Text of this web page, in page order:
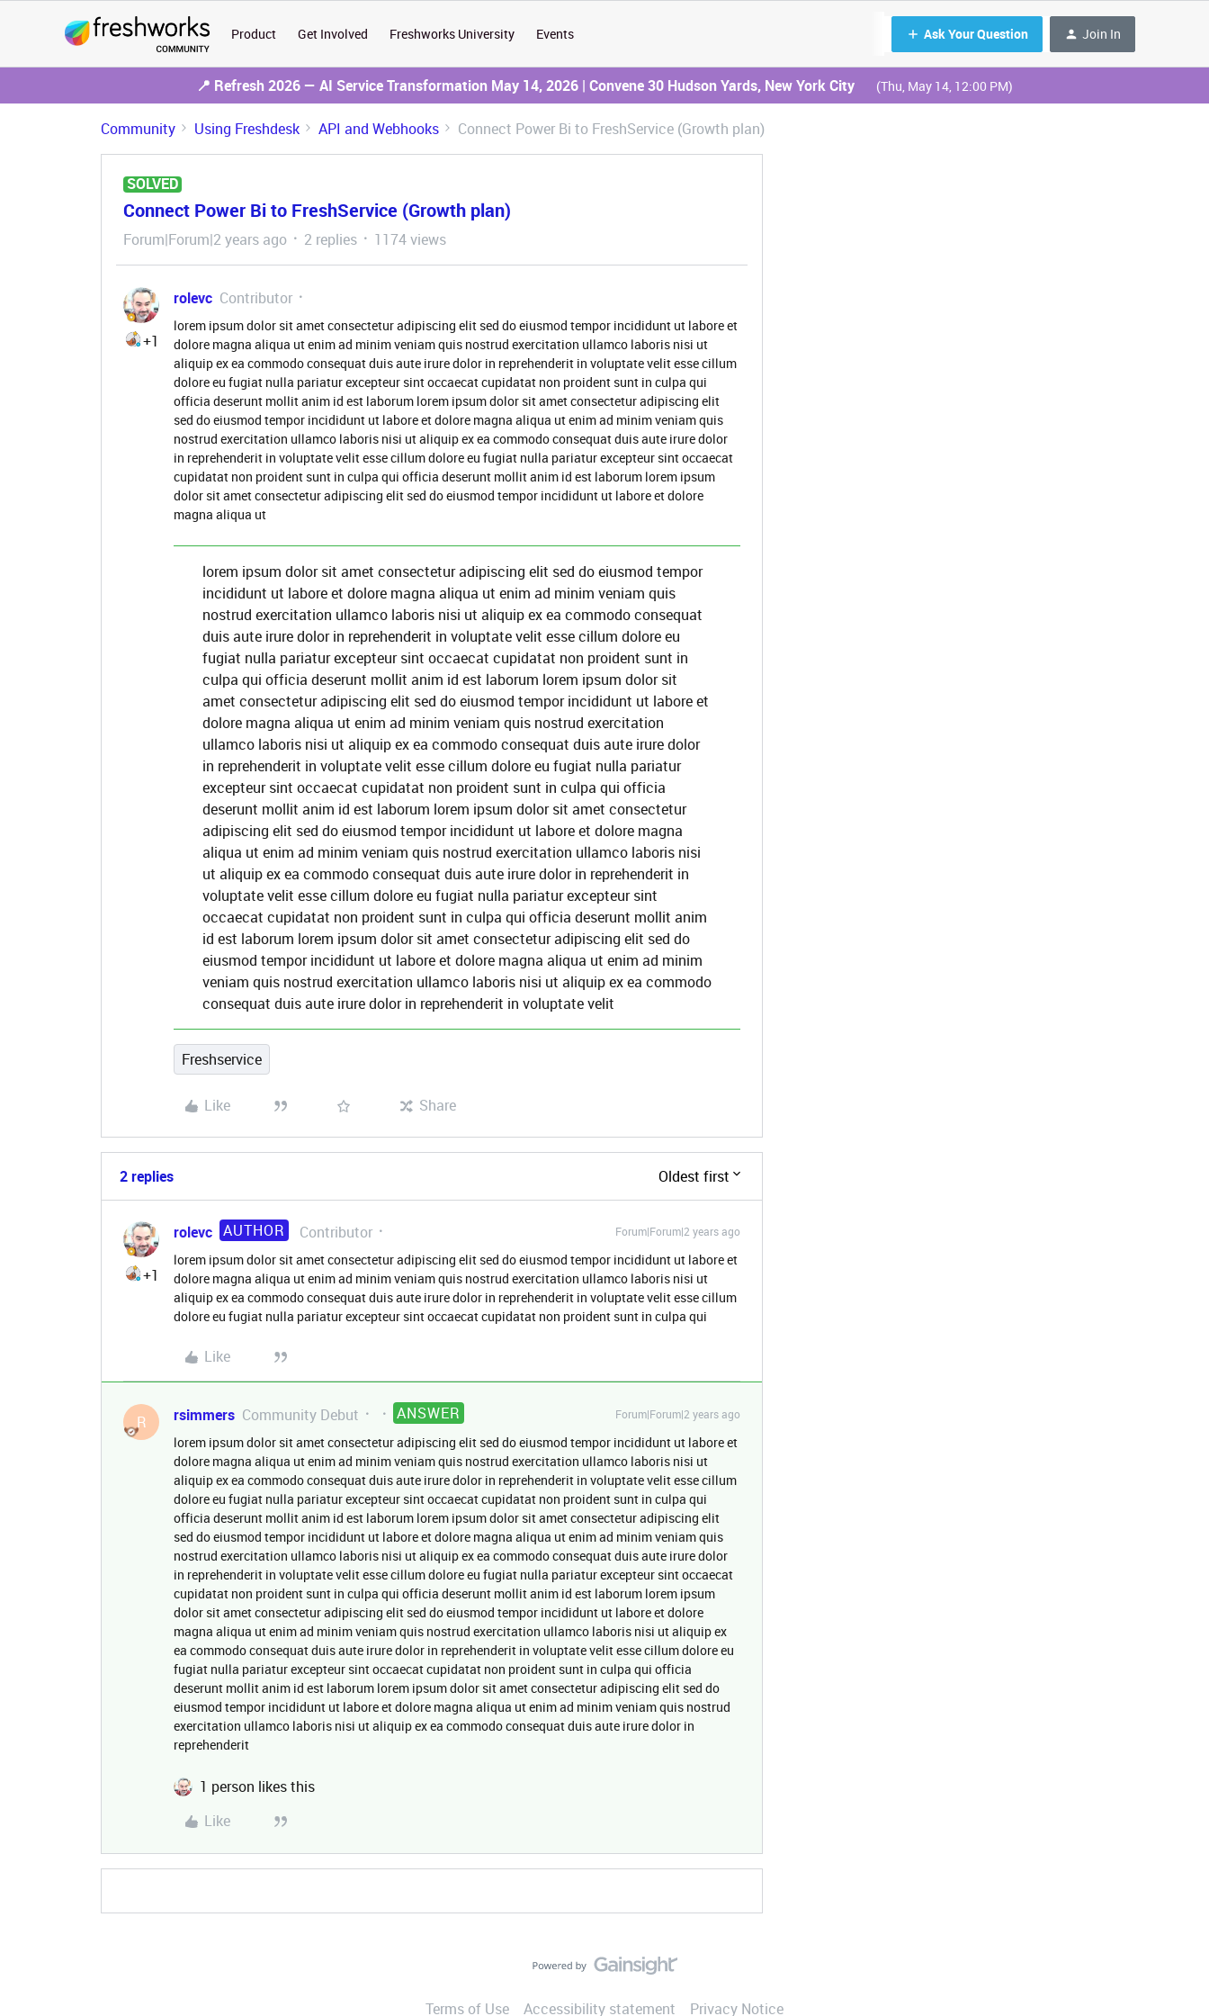
Product Get Involved Freshworks University Events Ask Your Question Join In
📍 Refresh 2026 — AI Service Transformation May 14, 2026 | Convene 30 Hudson Yards, New York City (Thu, May 14, 12:00 PM)
Community Using Freshdesk API and Webhooks Connect Power Bi to FreshService (Growth plan)
SOLVED
Connect Power Bi to FreshService (Growth plan)
Forum|Forum|2 years ago 2 replies 1174 views
+1
rolevc Contributor
lorem ipsum dolor sit amet consectetur adipiscing elit sed do eiusmod tempor incididunt ut labore et
dolore magna aliqua ut enim ad minim veniam quis nostrud exercitation ullamco laboris nisi ut
aliquip ex ea commodo consequat duis aute irure dolor in reprehenderit in voluptate velit esse cillum
dolore eu fugiat nulla pariatur excepteur sint occaecat cupidatat non proident sunt in culpa qui
officia deserunt mollit anim id est laborum lorem ipsum dolor sit amet consectetur adipiscing elit
sed do eiusmod tempor incididunt ut labore et dolore magna aliqua ut enim ad minim veniam quis
nostrud exercitation ullamco laboris nisi ut aliquip ex ea commodo consequat duis aute irure dolor
in reprehenderit in voluptate velit esse cillum dolore eu fugiat nulla pariatur excepteur sint occaecat
cupidatat non proident sunt in culpa qui officia deserunt mollit anim id est laborum lorem ipsum
dolor sit amet consectetur adipiscing elit sed do eiusmod tempor incididunt ut labore et dolore
magna aliqua ut
lorem ipsum dolor sit amet consectetur adipiscing elit sed do eiusmod tempor
incididunt ut labore et dolore magna aliqua ut enim ad minim veniam quis
nostrud exercitation ullamco laboris nisi ut aliquip ex ea commodo consequat
duis aute irure dolor in reprehenderit in voluptate velit esse cillum dolore eu
fugiat nulla pariatur excepteur sint occaecat cupidatat non proident sunt in
culpa qui officia deserunt mollit anim id est laborum lorem ipsum dolor sit
amet consectetur adipiscing elit sed do eiusmod tempor incididunt ut labore et
dolore magna aliqua ut enim ad minim veniam quis nostrud exercitation
ullamco laboris nisi ut aliquip ex ea commodo consequat duis aute irure dolor
in reprehenderit in voluptate velit esse cillum dolore eu fugiat nulla pariatur
excepteur sint occaecat cupidatat non proident sunt in culpa qui officia
deserunt mollit anim id est laborum lorem ipsum dolor sit amet consectetur
adipiscing elit sed do eiusmod tempor incididunt ut labore et dolore magna
aliqua ut enim ad minim veniam quis nostrud exercitation ullamco laboris nisi
ut aliquip ex ea commodo consequat duis aute irure dolor in reprehenderit in
voluptate velit esse cillum dolore eu fugiat nulla pariatur excepteur sint
occaecat cupidatat non proident sunt in culpa qui officia deserunt mollit anim
id est laborum lorem ipsum dolor sit amet consectetur adipiscing elit sed do
eiusmod tempor incididunt ut labore et dolore magna aliqua ut enim ad minim
veniam quis nostrud exercitation ullamco laboris nisi ut aliquip ex ea commodo
consequat duis aute irure dolor in reprehenderit in voluptate velit
Freshservice
Like Share
2 replies Oldest first
+1
rolevc AUTHOR Contributor Forum|Forum|2 years ago
lorem ipsum dolor sit amet consectetur adipiscing elit sed do eiusmod tempor incididunt ut labore et
dolore magna aliqua ut enim ad minim veniam quis nostrud exercitation ullamco laboris nisi ut
aliquip ex ea commodo consequat duis aute irure dolor in reprehenderit in voluptate velit esse cillum
dolore eu fugiat nulla pariatur excepteur sint occaecat cupidatat non proident sunt in culpa qui
Like
R rsimmers Community Debut ANSWER Forum|Forum|2 years ago
lorem ipsum dolor sit amet consectetur adipiscing elit sed do eiusmod tempor incididunt ut labore et
dolore magna aliqua ut enim ad minim veniam quis nostrud exercitation ullamco laboris nisi ut
aliquip ex ea commodo consequat duis aute irure dolor in reprehenderit in voluptate velit esse cillum
dolore eu fugiat nulla pariatur excepteur sint occaecat cupidatat non proident sunt in culpa qui
officia deserunt mollit anim id est laborum lorem ipsum dolor sit amet consectetur adipiscing elit
sed do eiusmod tempor incididunt ut labore et dolore magna aliqua ut enim ad minim veniam quis
nostrud exercitation ullamco laboris nisi ut aliquip ex ea commodo consequat duis aute irure dolor
in reprehenderit in voluptate velit esse cillum dolore eu fugiat nulla pariatur excepteur sint occaecat
cupidatat non proident sunt in culpa qui officia deserunt mollit anim id est laborum lorem ipsum
dolor sit amet consectetur adipiscing elit sed do eiusmod tempor incididunt ut labore et dolore
magna aliqua ut enim ad minim veniam quis nostrud exercitation ullamco laboris nisi ut aliquip ex
ea commodo consequat duis aute irure dolor in reprehenderit in voluptate velit esse cillum dolore eu
fugiat nulla pariatur excepteur sint occaecat cupidatat non proident sunt in culpa qui officia
deserunt mollit anim id est laborum lorem ipsum dolor sit amet consectetur adipiscing elit sed do
eiusmod tempor incididunt ut labore et dolore magna aliqua ut enim ad minim veniam quis nostrud
exercitation ullamco laboris nisi ut aliquip ex ea commodo consequat duis aute irure dolor in
reprehenderit
1 person likes this
Like
Terms of Use Accessibility statement Privacy Notice